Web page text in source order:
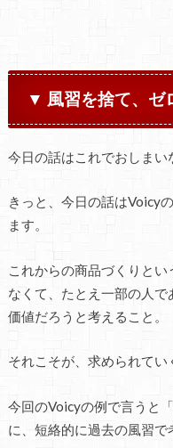
▼ 風習を捨て、ゼ
今日の話はこれでおしまい
きっと、今日の話はVoicy
ます。
これからの商品づくりと
なくて、たとえ一部の人
価値だろうと考えること。
それこそが、求められてい
今回のVoicyの例で言うと
に、短絡的に過去の風習